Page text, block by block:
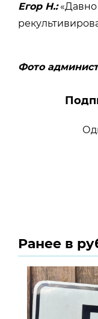
Егор Н.:«Давно
Фото
Ранее в